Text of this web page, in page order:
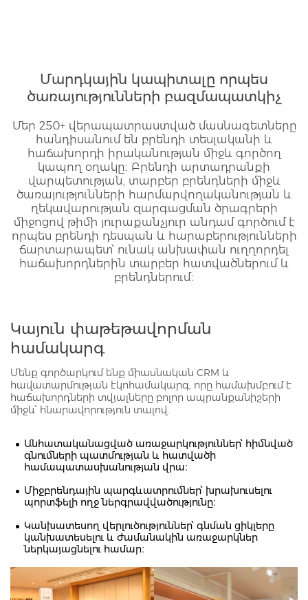
Մարդկային կապիտալը որպես
ծառայությունների բազմապատկիչ
Մեր 250+ վերապատրաստված մասնագետները
հանդիսանում են բրենդի տեսլականի և
հաճախորդի իրականության միջև գործող
կապող օղակը։ Բրենդի արտադրանքի
վարպետության, տարբեր բրենդների միջև
ծառայությունների հարմարվողականության և
ղեկավարության զարգացման ծրագրերի
միջոցով թիմի յուրաքանչյուր անդամ գործում է
որպես բրենդի դեսպան և հարաբերությունների
ճարտարապետ՝ ունակ անխափան ուղղորդել
հաճախորդներին տարբեր հատվածներում և
բրենդներում։
Կայուն փաթեթավորման
համակարգ
Մենք գործարկում ենք միասնական CRM և
հավատարմության էկոհամակարգ, որը համախմբում է
հաճախորդների տվյալները բոլոր ապրանքանիշերի
միջև՝ հնարավորություն տալով.
Անհատականացված առաջարկություններ՝ հիմնված
գնումների պատմության և հատվածի
համապատասխանության վրա։
Միջբրենդային պարգևատրումներ՝ խրախուսելու
պորտֆելի ողջ ներգրավվածությունը։
Կանխատեսող վերլուծություններ՝ գնման ցիկլերը
կանխատեսելու և ժամանակին առաջարկներ
ներկայացնելու համար։